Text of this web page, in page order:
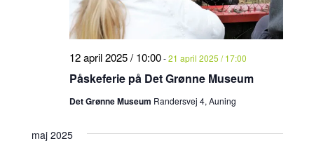
Påskeferie på Det Grønne Museum
12 april 2025 / 10:00-21 april 2025 / 17:00
Det Grønne Museum Randersvej 4, Auning
maj 2025